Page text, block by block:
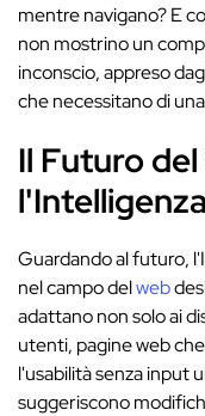
mentre navigano? E
non mostrino un
inconscio, appreso
che necessitano di
Il Futuro
Guardando al futuro,
nel campo delweb
adattano non solo ai
utenti, pagine web
l'usabilità senza input
suggeriscono